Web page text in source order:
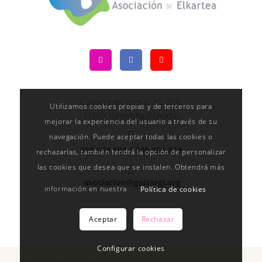
C. Navas de Tolosa, 25, 1º A,
660 034 101 / 948 363 883
Utilizamos cookies propias y de terceros para
mejorar la experiencia del usuario a través de su
navegación. Puede aceptar todas las cookies o
rechazarlas, también tendrá la opción de personalizar
las cookies que desea que se instalen. Obtendrá más
información en nuestra Política de cookies
Aceptar Rechazar
Configurar cookies